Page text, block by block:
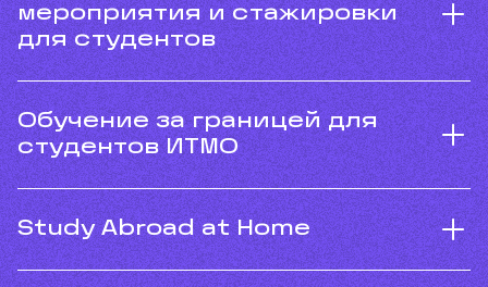
мероприятия и стажировки
для студентов
Обучение за границей для
студентов ИТМО
Study Abroad at Home